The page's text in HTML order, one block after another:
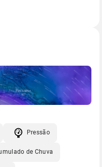
Pressão
de Chuva